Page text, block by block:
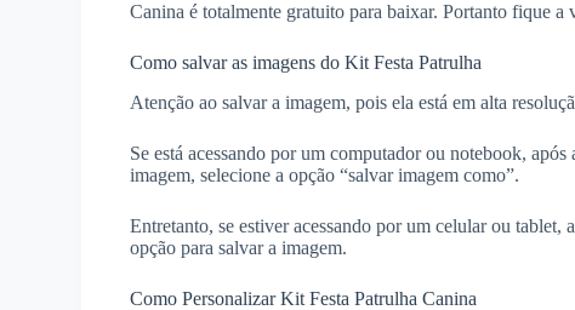
Canina é totalmente gratuito para baixar. Portanto fique a
Como salvar as imagens do Kit Festa Patrulha
Atenção ao salvar a imagem, pois ela está em alta
Se está acessando por um computador ou notebook,
imagem, selecione a opção “salvar imagem como”.
Entretanto, se estiver acessando por um celular ou tablet,
opção para salvar a imagem.
Como Personalizar Kit Festa Patrulha Canina